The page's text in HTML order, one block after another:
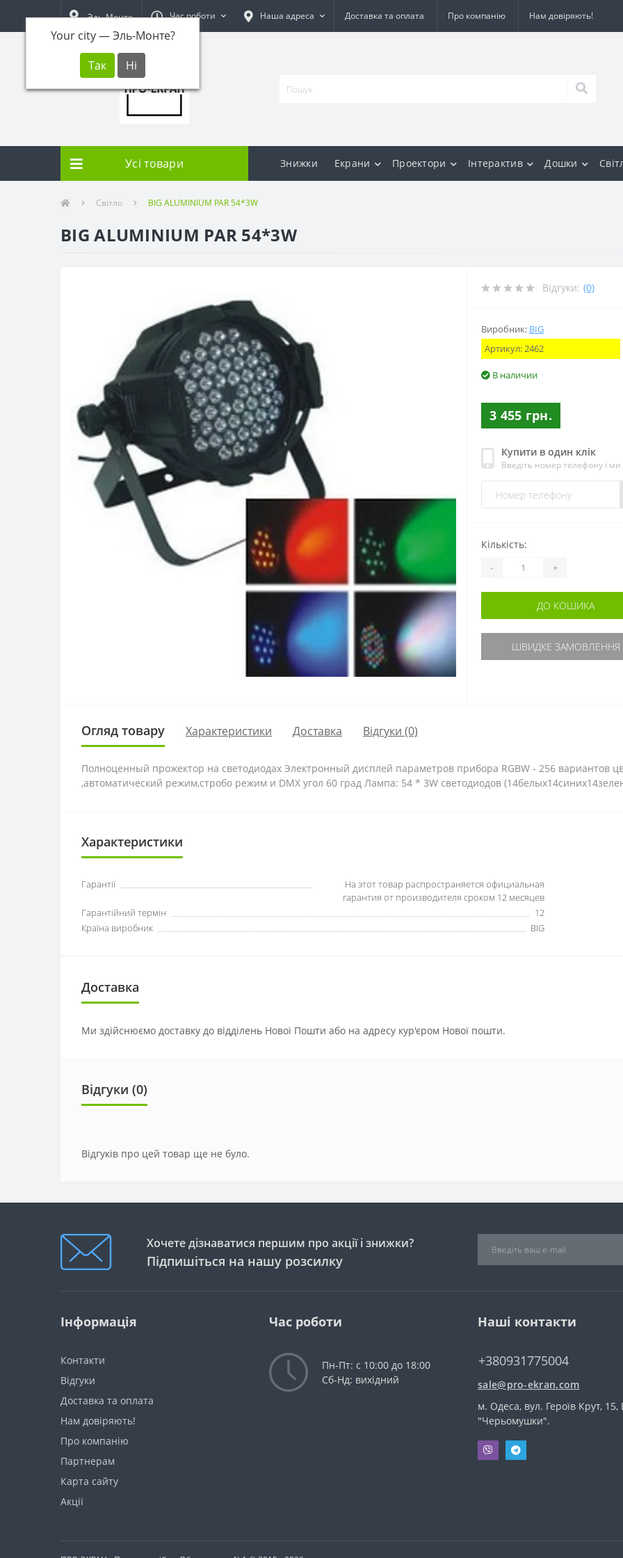
Эль-Монте
Your city —Эль-Монте?
Час роботи Наша адреса Доставка та оплата Про компанію Нам довіряють!
Усі товари Знижки Екрани Проектори Інтерактив Дошки
Світло BIG ALUMINIUM PAR 54*3W
BIG ALUMINIUM PAR 54*3W
Відгуки: (0)
Виробник: BIG
Артикул:2462
В наличии
3 455 грн.
Купити в один клік
Введіть номер телефону і
Кількість:
- +
ДО КОШИКА
ШВИДКЕ ЗАМОВЛЕННЯ
Огляд товару Характеристики Доставка Відгуки (0)
Полноценный прожектор на светодиодах Электронный дисплей параметров прибора RGBW - 256 вариантов
,автоматический режим,стробо режим и DMX угол 60 град Лампа: 54 * 3W светодиодов
Характеристики
Гарантії
На этот товар распространяется официальная
гарантия от производителя сроком 12 месяцев
Гарантійний термін
12
Країна виробник
BIG
Доставка
Ми здійснюємо доставку до відділень Нової Пошти або на адресу кур'єром Нової пошти.
Відгуки (0)
Відгуків про цей товар ще не було.
Хочете дізнаватися першим про акції і знижки?
Підпишіться на нашу розсилку
Інформація
Контакти
Відгуки
Доставка та оплата
Нам довіряють!
Про компанію
Партнерам
Карта сайту
Акції
Час роботи
Пн-Пт: с 10:00 до 18:00
Сб-Нд: вихідний
Наші контакти
+380931775004
sale@pro-ekran.com
м. Одеса, вул. Героїв Крут, 15,
"Черьомушки".